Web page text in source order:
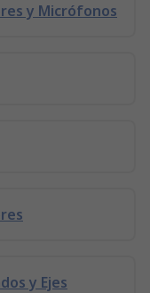
y Micrófonos
y Ejes